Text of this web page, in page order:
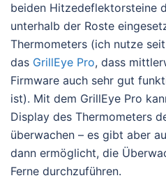
beiden Hitzedeflektorsteine
unterhalb der Roste
Thermometers (ich nutze
das GrillEye Pro, dass
Firmware auch sehr gut
ist). Mit dem GrillEye Pro
Display des Thermometers
überwachen – es gibt aber
dann ermöglicht, die
Ferne durchzuführen.